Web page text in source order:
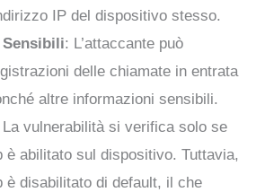
IP del dispositivo stesso.
: L’attaccante può
delle chiamate in entrata
altre informazioni sensibili.
La vulnerabilità si verifica solo se
è abilitato sul dispositivo. Tuttavia,
è disabilitato di default, il che